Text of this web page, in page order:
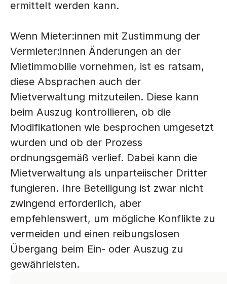
ermittelt werden kann.
Wenn Mieter:innen mit Zustimmung der
Vermieter:innen Änderungen an der
Mietimmobilie vornehmen, ist es ratsam,
diese Absprachen auch der
Mietverwaltung mitzuteilen. Diese kann
beim Auszug kontrollieren, ob die
Modifikationen wie besprochen umgesetzt
wurden und ob der Prozess
ordnungsgemäß verlief. Dabei kann die
Mietverwaltung als unparteiischer Dritter
fungieren. Ihre Beteiligung ist zwar nicht
zwingend erforderlich, aber
empfehlenswert, um mögliche Konflikte zu
vermeiden und einen reibungslosen
Übergang beim Ein- oder Auszug zu
gewährleisten.